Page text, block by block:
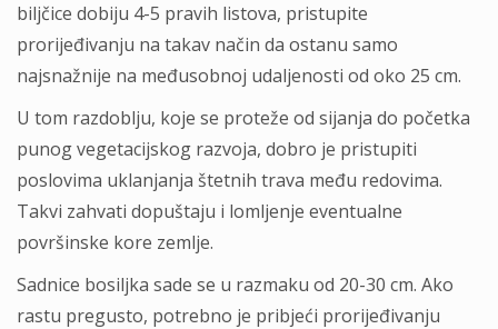
biljčice dobiju 4-5 pravih listova, pristupite
prorijeđivanju na takav način da ostanu samo
najsnažnije na međusobnoj udaljenosti od oko 25 cm.
U tom razdoblju, koje se proteže od sijanja do početka
punog vegetacijskog razvoja, dobro je pristupiti
poslovima uklanjanja štetnih trava među redovima.
Takvi zahvati dopuštaju i lomljenje eventualne
površinske kore zemlje.
Sadnice bosiljka sade se u razmaku od 20-30 cm. Ako
rastu pregusto, potrebno je pribjeći prorijeđivanju